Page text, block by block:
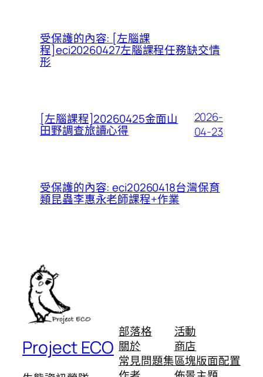
受保護的內容: [左腦課
程]eci20260427左腦課程任務缺交情
形
[左腦課程]20260425金面山
田野調查旅讀心得
2026-
04-23
受保護的內容: eci20260418台灣保育
類昆蟲李惠永老師課程+作業
Project ECO
部落格
關於
常見問題集
活動
商店
區塊版面配置